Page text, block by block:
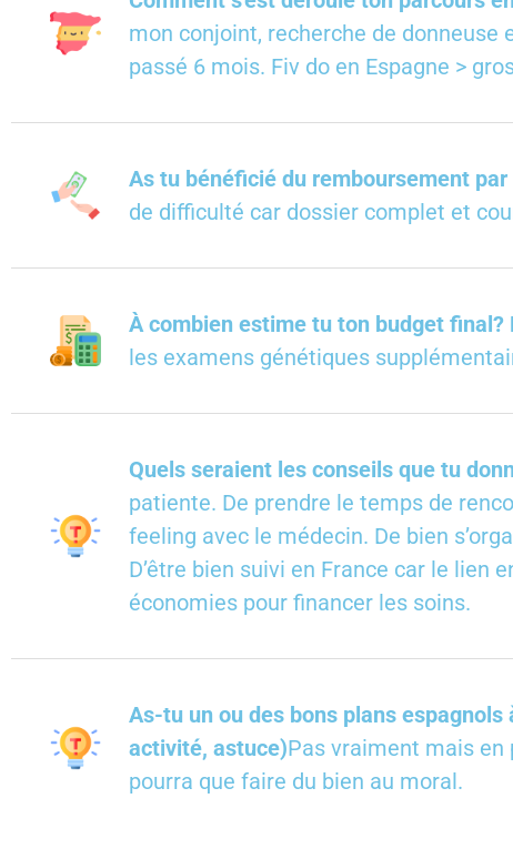
mon conjoint, recherche de donneuse
passé 6 mois. Fiv do en Espagne >
As tu bénéficié du remboursement
de difficulté car dossier complet et
À combien estime tu ton budget final?
les examens génétiques
Quels seraient les conseils que tu
patiente. De prendre le temps de
feeling avec le médecin. De bien
D’être bien suivi en France car le lien
économies pour financer les soins.
As-tu un ou des bons plans
activité, astuce)Pas vraiment mais en
pourra que faire du bien au moral.